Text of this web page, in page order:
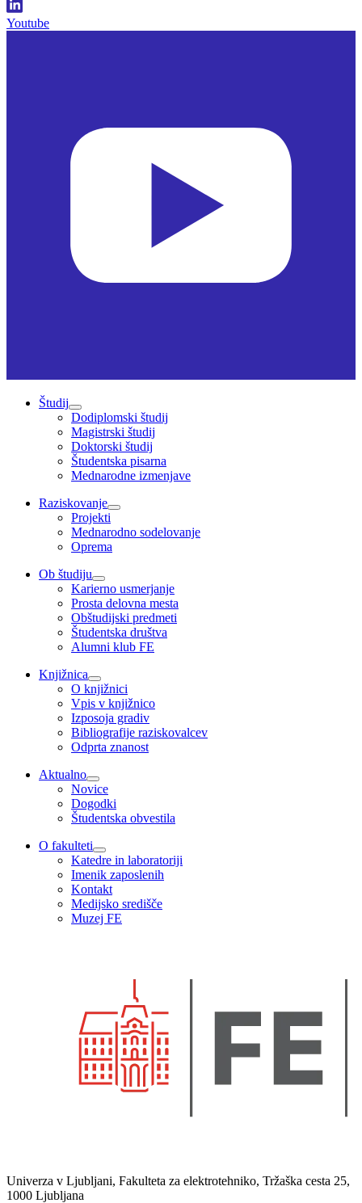
Youtube
Študij
Dodiplomski študij
Magistrski študij
Doktorski študij
Študentska pisarna
Mednarodne izmenjave
Raziskovanje
Projekti
Mednarodno sodelovanje
Oprema
Ob študiju
Karierno usmerjanje
Prosta delovna mesta
Obštudijski predmeti
Študentska društva
Alumni klub FE
Knjižnica
O knjižnici
Vpis v knjižnico
Izposoja gradiv
Bibliografije raziskovalcev
Odprta znanost
Aktualno
Novice
Dogodki
Študentska obvestila
O fakulteti
Katedre in laboratoriji
Imenik zaposlenih
Kontakt
Medijsko središče
Muzej FE
Univerza v Ljubljani, Fakulteta za elektrotehniko, Tržaška cesta 25,
1000 Ljubljana